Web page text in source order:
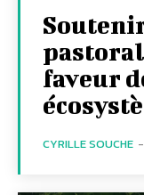
faveur
CYRILLE SOUCHE -